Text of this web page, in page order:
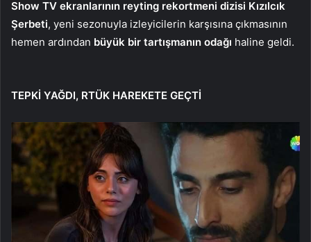
Show TV ekranlarının reyting rekortmeni dizisi Kızılcık
Şerbeti, yeni sezonuyla izleyicilerin karşısına çıkmasının
hemen ardından büyük bir tartışmanın odağı haline geldi.
TEPKİ YAĞDI, RTÜK HAREKETE GEÇTİ